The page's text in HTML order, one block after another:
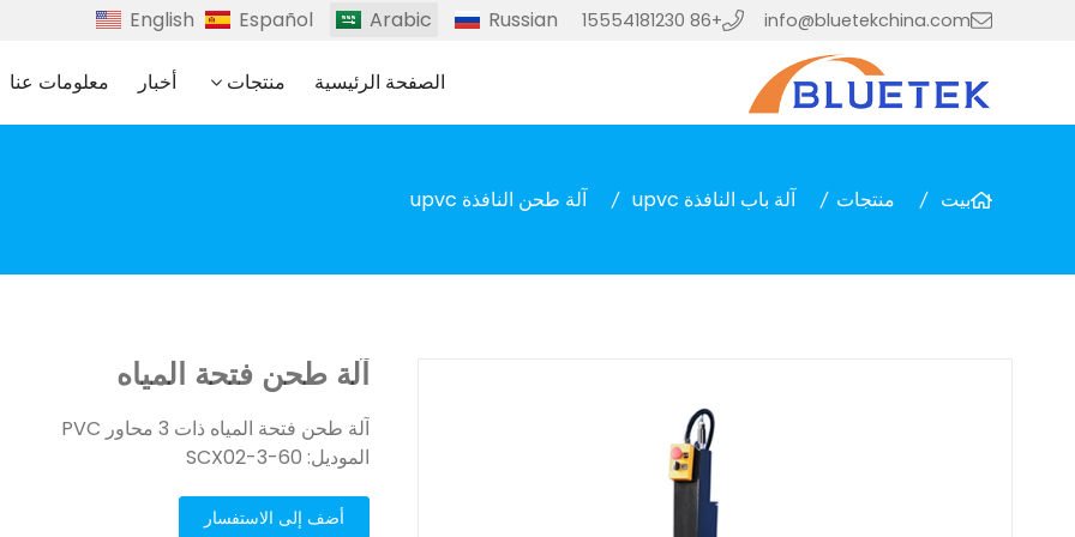
info@bluetekchina.com
+86 15554181230
English Español Arabic Russian
الصفحة الرئيسية منتجات أخبار معلومات عنا
بيت منتجات آلة باب النافذة upvc آلة طحن النافذة upvc
آلة طحن فتحة المياه
آلة طحن فتحة المياه ذات 3 محاور PVC
الموديل: SCX02-3-60
أضف إلى الاستفسار